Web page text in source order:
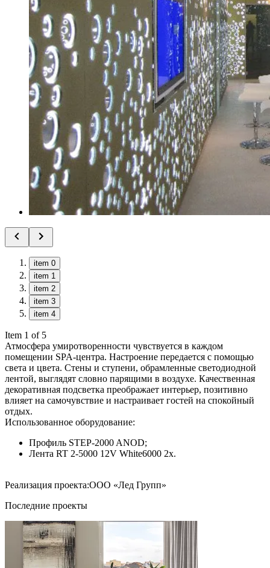
item 0
item 1
item 2
item 3
item 4
Item 1 of 5
Атмосфера умиротворенности чувствуется в каждом
помещении SPA-центра. Настроение передается с помощью
света и цвета. Стены и ступени, обрамленные светодиодной
лентой, выглядят словно парящими в воздухе. Качественная
декоративная подсветка преображает интерьер, позитивно
влияет на самочувствие и настраивает гостей на спокойный
отдых.
Использованное оборудование:
Профиль STEP-2000 ANOD;
Лента RT 2-5000 12V White6000 2x.
Реализация проекта:ООО «Лед Групп»
Последние проекты